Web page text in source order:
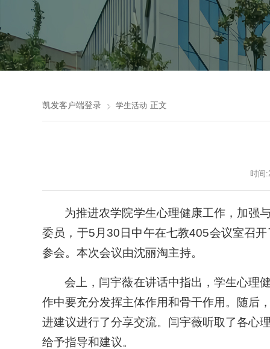
凯发客户端登录 学生活动 正文
时间
为推进农学院学生心理健康工作，加强
委员，于5月30日中午在七教405会议室召
参会。本次会议由沈丽淘主持。
会上，闫宇薇在讲话中指出，学生心理
作中要充分发挥主体作用和骨干作用。随后
进建议进行了分享交流。闫宇薇听取了各心
给予指导和建议。